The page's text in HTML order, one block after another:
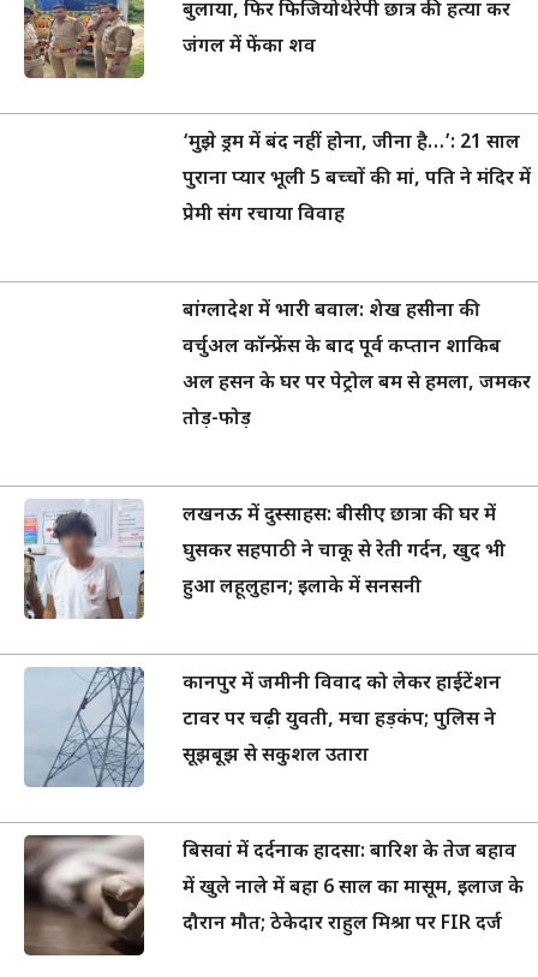
बुलाया, फिर फिजियोथेरेपी छात्र की हत्या कर
जंगल में फेंका शव
‘मुझे ड्रम में बंद नहीं होना, जीना है…’: 21 साल
पुराना प्यार भूली 5 बच्चों की मां, पति ने मंदिर में
प्रेमी संग रचाया विवाह
बांग्लादेश में भारी बवाल: शेख हसीना की
वर्चुअल कॉन्फ्रेंस के बाद पूर्व कप्तान शाकिब
अल हसन के घर पर पेट्रोल बम से हमला, जमकर
तोड़-फोड़
लखनऊ में दुस्साहस: बीसीए छात्रा की घर में
घुसकर सहपाठी ने चाकू से रेती गर्दन, खुद भी
हुआ लहूलुहान; इलाके में सनसनी
कानपुर में जमीनी विवाद को लेकर हाईटेंशन
टावर पर चढ़ी युवती, मचा हड़कंप; पुलिस ने
सूझबूझ से सकुशल उतारा
बिसवां में दर्दनाक हादसा: बारिश के तेज बहाव
में खुले नाले में बहा 6 साल का मासूम, इलाज के
दौरान मौत; ठेकेदार राहुल मिश्रा पर FIR दर्ज